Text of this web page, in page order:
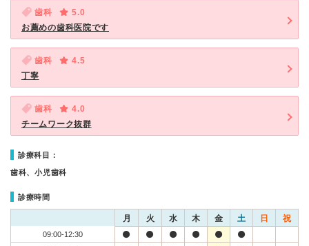
歯科
5.0
お薦めの歯科医院です
歯科
4.5
丁寧
歯科
4.0
チームワーク抜群
診療科目：
歯科、小児歯科
診療時間
月 火 水 木 金 土 日 祝
09:00-12:30